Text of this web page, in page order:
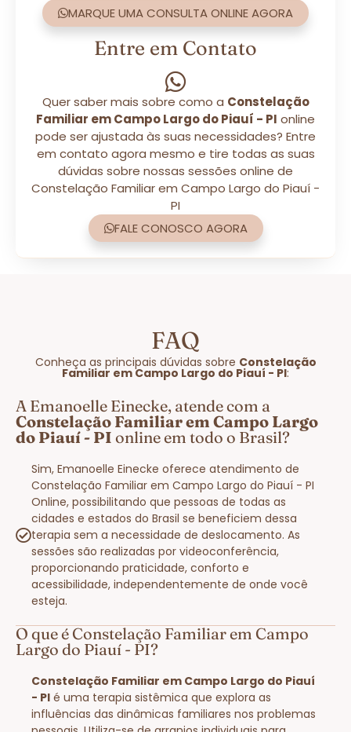
MARQUE UMA CONSULTA ONLINE AGORA
Entre em Contato
Quer saber mais sobre como a Constelação
Familiar em Campo Largo do Piauí - PI online
pode ser ajustada às suas necessidades? Entre
em contato agora mesmo e tire todas as suas
dúvidas sobre nossas sessões online de
Constelação Familiar em Campo Largo do Piauí -
PI
FALE CONOSCO AGORA
FAQ
Conheça as principais dúvidas sobre Constelação
Familiar em Campo Largo do Piauí - PI:
A Emanoelle Einecke, atende com a
Constelação Familiar em Campo Largo
do Piauí - PI online em todo o Brasil?
Sim, Emanoelle Einecke oferece atendimento de
Constelação Familiar em Campo Largo do Piauí - PI
Online, possibilitando que pessoas de todas as
cidades e estados do Brasil se beneficiem dessa
terapia sem a necessidade de deslocamento. As
sessões são realizadas por videoconferência,
proporcionando praticidade, conforto e
acessibilidade, independentemente de onde você
esteja.
O que é Constelação Familiar em Campo
Largo do Piauí - PI?
Constelação Familiar em Campo Largo do Piauí
- PI é uma terapia sistêmica que explora as
influências das dinâmicas familiares nos problemas